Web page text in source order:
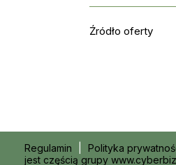
Źródło oferty
Regulamin Polityka
jest częścią grupy